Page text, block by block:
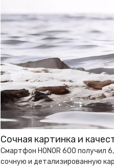
Сочная картинка и
Смартфон HONOR 600 получил
сочную и детализированную